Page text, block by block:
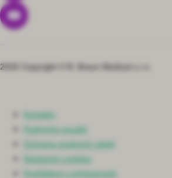
2026 Copyright © B. Braun Medical s.r.o.
Kontakty
Podmínky použití
Ochrana osobních údajů
Nastavení cookies
Prohlášení o přístupnosti